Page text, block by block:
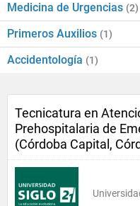
Medicina de Urgencias (2)
Primeros Auxilios (1)
Accidentología (1)
Tecnicatura en
Prehospitalaria de
(Córdoba Capital,